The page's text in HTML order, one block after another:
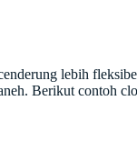
lebih
Berikut contoh